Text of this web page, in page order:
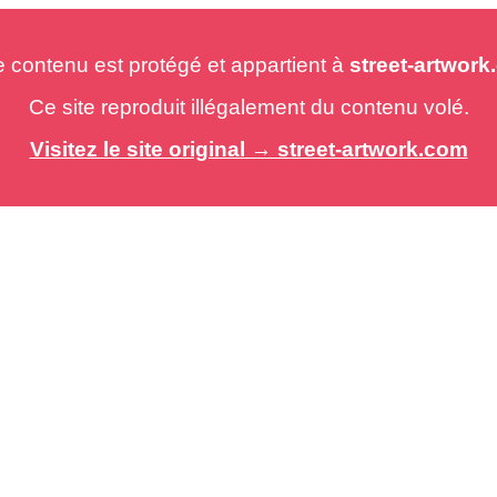
est protégé et appartient à street-
Ce site reproduit illégalement du contenu volé.
Visitez le site original → street-artwork.com